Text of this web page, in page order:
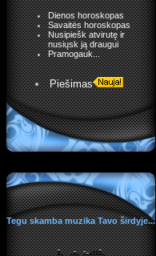
Dienos horoskopas
Savaitės horoskopas
Nusipiešk atvirutę ir
nusiųsk ją draugui
Pramogauk...
Piešimas
Tegu skamba muzika Tavo širdyje...